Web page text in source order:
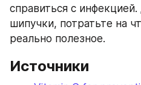
справиться с
шипучки, потратьте на
реально полезное.
Источники